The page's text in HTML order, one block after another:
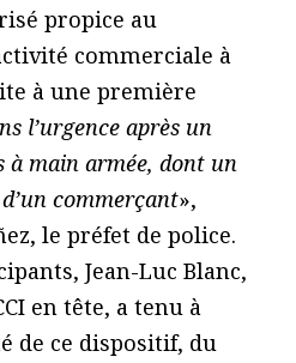
propice au
commerciale à
à une première
l’urgence après un
à main armée, dont un
commerçant»,
le préfet de police.
Jean-Luc Blanc,
en tête, a tenu à
de ce dispositif, du